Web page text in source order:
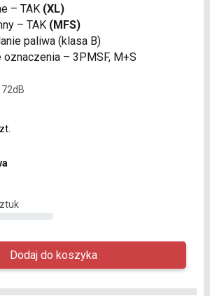
– TAK (XL)
– TAK (MFS)
paliwa (klasa B)
oznaczenia – 3PMSF, M+S
72dB